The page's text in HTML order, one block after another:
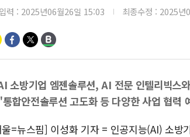
력 : 2025년06월26일 15:03 최종수정 : 2025년
소방기업 엠젠솔루션, AI 전문 인텔리빅스
합안전솔루션 고도화 등 다양한 사업 협력
=뉴스핌] 이성화 기자 = 인공지능(AI) 소방